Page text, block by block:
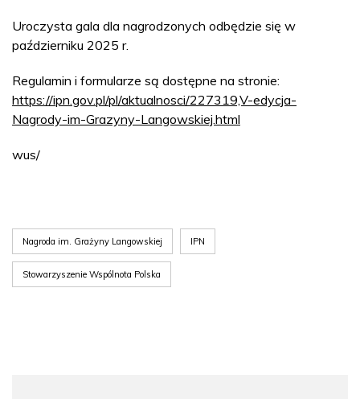
Uroczysta gala dla nagrodzonych odbędzie się w
październiku 2025 r.
Regulamin i formularze są dostępne na stronie:
https://ipn.gov.pl/pl/aktualnosci/227319,V-edycja-
Nagrody-im-Grazyny-Langowskiej.html
wus/
Nagroda im. Grażyny Langowskiej IPN
Stowarzyszenie Wspólnota Polska